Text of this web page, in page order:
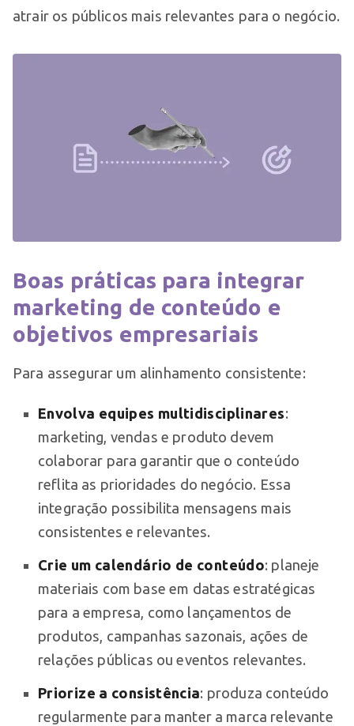
atrair os públicos mais relevantes para o negócio.
Boas práticas para integrar
marketing de conteúdo e
objetivos empresariais
Para assegurar um alinhamento consistente:
Envolva equipes multidisciplinares:
marketing, vendas e produto devem
colaborar para garantir que o conteúdo
reflita as prioridades do negócio. Essa
integração possibilita mensagens mais
consistentes e relevantes.
Crie um calendário de conteúdo: planeje
materiais com base em datas estratégicas
para a empresa, como lançamentos de
produtos, campanhas sazonais, ações de
relações públicas ou eventos relevantes.
Priorize a consistência: produza conteúdo
regularmente para manter a marca relevante